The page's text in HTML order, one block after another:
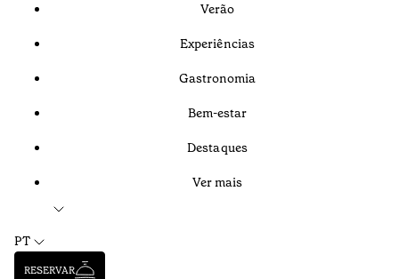
Verão
Experiências
Gastronomia
Bem-estar
Destaques
Ver mais
PT
RESERVAR